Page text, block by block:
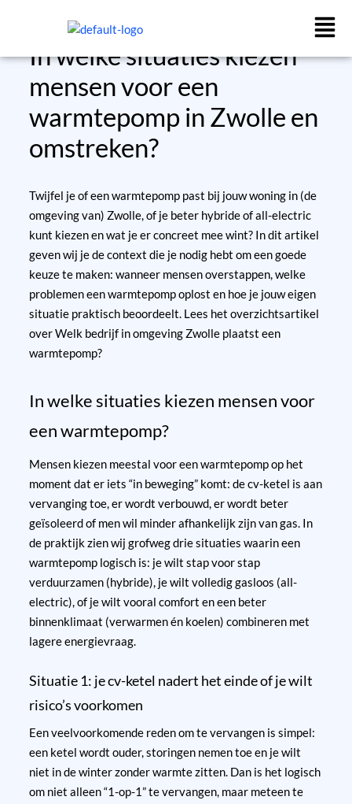
inhoudIn welke situaties kiezen
mensen voor een
warmtepomp in Zwolle en
omstreken?
Twijfel je of een warmtepomp past bij jouw woning in (de
omgeving van) Zwolle, of je beter hybride of all-electric
kunt kiezen en wat je er concreet mee wint? In dit artikel
geven wij je de context die je nodig hebt om een goede
keuze te maken: wanneer mensen overstappen, welke
problemen een warmtepomp oplost en hoe je jouw eigen
situatie praktisch beoordeelt. Lees het overzichtsartikel
over Welk bedrijf in omgeving Zwolle plaatst een
warmtepomp?
In welke situaties kiezen mensen voor
een warmtepomp?
Mensen kiezen meestal voor een warmtepomp op het
moment dat er iets “in beweging” komt: de cv-ketel is aan
vervanging toe, er wordt verbouwd, er wordt beter
geïsoleerd of men wil minder afhankelijk zijn van gas. In
de praktijk zien wij grofweg drie situaties waarin een
warmtepomp logisch is: je wilt stap voor stap
verduurzamen (hybride), je wilt volledig gasloos (all-
electric), of je wilt vooral comfort en een beter
binnenklimaat (verwarmen én koelen) combineren met
lagere energievraag.
Situatie 1: je cv-ketel nadert het einde of je wilt
risico’s voorkomen
Een veelvoorkomende reden om te vervangen is simpel:
een ketel wordt ouder, storingen nemen toe en je wilt
niet in de winter zonder warmte zitten. Dan is het logisch
om niet alleen “1-op-1” te vervangen, maar meteen te